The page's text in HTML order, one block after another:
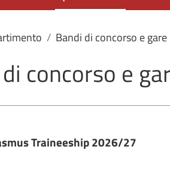
Bandi di concorso e gare
concorso e
Traineeship 2026/27